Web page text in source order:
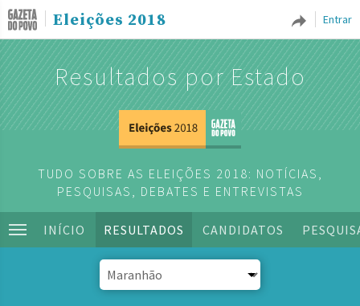
Entrar
Eleições 2018
Resultados por Estado
TUDO SOBRE AS ELEIÇÕES 2018: NOTÍCIAS,
PESQUISAS, DEBATES E ENTREVISTAS
INÍCIO RESULTADOS CANDIDATOS